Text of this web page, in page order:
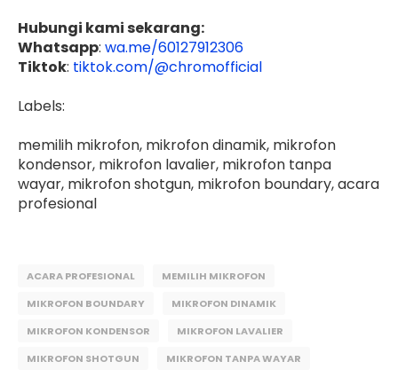
Hubungi kami sekarang:
Whatsapp: wa.me/60127912306
Tiktok: tiktok.com/@chromofficial
Labels:
memilih mikrofon, mikrofon dinamik, mikrofon
kondensor, mikrofon lavalier, mikrofon tanpa
wayar, mikrofon shotgun, mikrofon boundary, acara
profesional
ACARA PROFESIONAL
MEMILIH MIKROFON
MIKROFON BOUNDARY
MIKROFON DINAMIK
MIKROFON KONDENSOR
MIKROFON LAVALIER
MIKROFON SHOTGUN
MIKROFON TANPA WAYAR